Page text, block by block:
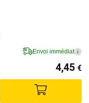
Envoi immédiat i
4,45 €